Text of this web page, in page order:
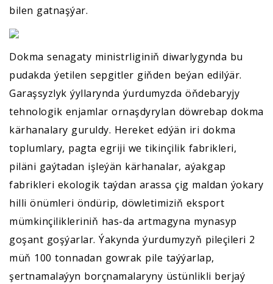
bilen gatnaşýar.
Dokma senagaty ministrliginiň diwarlygynda bu
pudakda ýetilen sepgitler giňden beýan edilýär.
Garaşsyzlyk ýyllarynda ýurdumyzda öňdebaryjy
tehnologik enjamlar ornaşdyrylan döwrebap dokma
kärhanalary guruldy. Hereket edýän iri dokma
toplumlary, pagta egriji we tikinçilik fabrikleri,
piläni gaýtadan işleýän kärhanalar, aýakgap
fabrikleri ekologik taýdan arassa çig maldan ýokary
hilli önümleri öndürip, döwletimiziň eksport
mümkinçilikleriniň has-da artmagyna mynasyp
goşant goşýarlar. Ýakynda ýurdumyzyň pileçileri 2
müň 100 tonnadan gowrak pile taýýarlap,
şertnamalaýyn borçnamalaryny üstünlikli berjaý